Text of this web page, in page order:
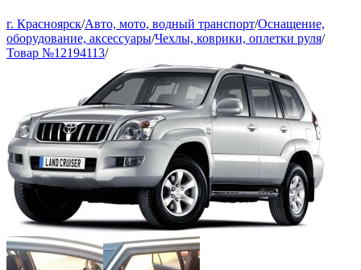
г. Красноярск/Авто, мото, водный транспорт/Оснащение,
оборудование, аксессуары/Чехлы, коврики, оплетки руля/
Товар №12194113/